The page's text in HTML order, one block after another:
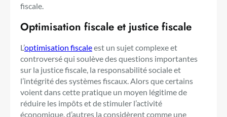
fiscale.
Optimisation fiscale et justice fiscale
L’optimisation fiscaleest un sujet complexe et
controversé qui soulève des questions importantes
sur la justice fiscale, la responsabilité sociale et
l’intégrité des systèmes fiscaux. Alors que certains
voient dans cette pratique un moyen légitime de
réduire les impôts et de stimuler l’activité
économique, d’autres la considèrent comme une